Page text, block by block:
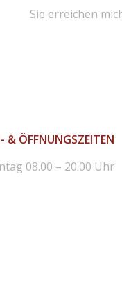
Sie erreichen
& ÖFFNUNGSZEITEN
08.00 – 20.00 Uhr